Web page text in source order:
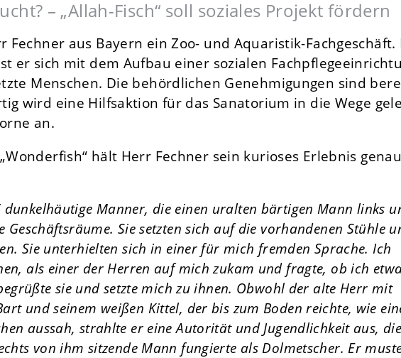
– „Allah-Fisch“ soll soziales Projekt fördern
Fechner aus Bayern ein Zoo- und Aquaristik-Fachgeschäft.
er sich mit dem Aufbau einer sozialen
Menschen. Die behördlichen Genehmigungen sind
wird eine Hilfsaktion für das Sanatorium in die Wege
an.
hält Herr Fechner sein kurioses Erlebnis genau
dunkelhäutige Manner, die einen uralten bärtigen Mann links
Geschäftsräume. Sie setzten sich auf die vorhandenen Stühle
Sie unterhielten sich in einer für mich fremden Sprache. Ich
als einer der Herren auf mich zukam und fragte, ob ich
sie und setzte mich zu ihnen. Obwohl der alte Herr mit
und seinem weißen Kittel, der bis zum Boden reichte, wie
aussah, strahlte er eine Autorität und Jugendlichkeit aus, die
von ihm sitzende Mann fungierte als Dolmetscher. Er